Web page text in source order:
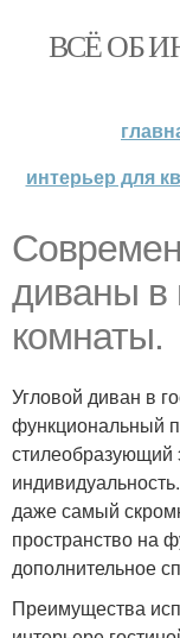
ВСЁ ОБ
интерьер для
диваны в
комнаты.
Угловой диван в
функциональный
даже самый
пространство на
дополнительное
Преимущества